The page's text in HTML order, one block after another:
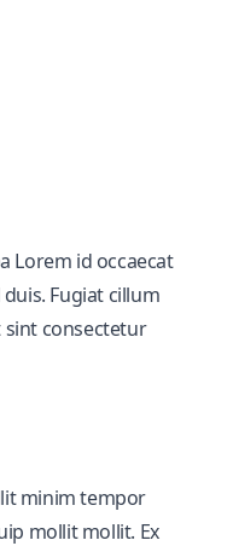
Lorem id occaecat
Fugiat cillum
consectetur
minim tempor
mollit mollit. Ex